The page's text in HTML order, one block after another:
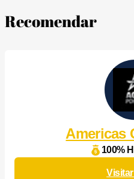
Recomendar
Americas
100%